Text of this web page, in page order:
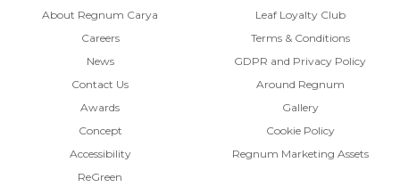
About Regnum Carya
Careers
News
Contact Us
Awards
Concept
Accessibility
ReGreen
Leaf Loyalty Club
Terms & Conditions
GDPR and Privacy Policy
Around Regnum
Gallery
Cookie Policy
Regnum Marketing Assets